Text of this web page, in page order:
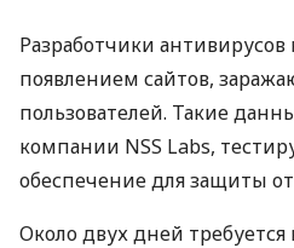
Разработчики
появлением сайтов,
пользователей. Такие
компании NSS Labs,
обеспечение для защиты
Около двух дней